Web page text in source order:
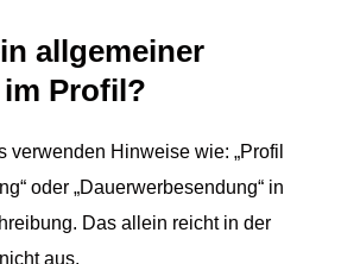
allgemeiner
Profil?
verwenden Hinweise wie: „Profil
oder „Dauerwerbesendung“ in
Das allein reicht in der
aus.